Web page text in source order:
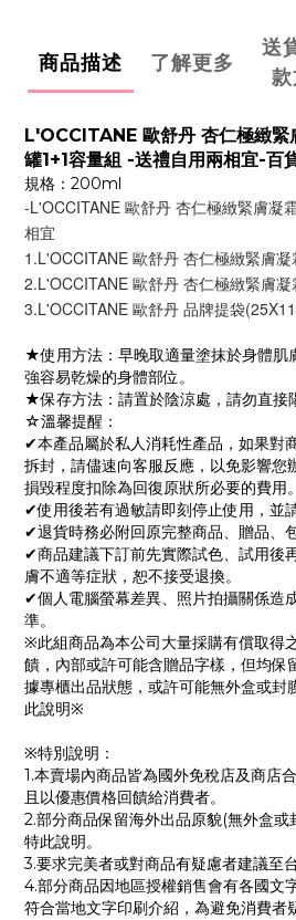
商品描述 了解更多
送
L'OCCITANE 歐舒丹 杏仁極緻
罐1+1容量組 -送禮自用兩相宜-百
規格：200ml
-L'OCCITANE 歐舒丹 杏仁極緻緊膚凝
相宜
1.L'OCCITANE 歐舒丹 杏仁極緻緊膚
2.L'OCCITANE 歐舒丹 杏仁極緻緊膚
3.L'OCCITANE 歐舒丹 品牌提袋
★使用方法：早晚取適量塗抹於身體肌
強容易乾燥的身體部位。
★保存方法：請置於陰涼處，請勿直接
☆溫馨提醒：
✔本產品屬於私人消耗性產品，如果對
拆封，請儘速向客服反應，以免影響您
損毀程度扣除為回復原狀所必要的費用。
✔使用後若有過敏請即刻停止使用，並
✔退貨時務必附回原完整商品、贈品、
✔商品建議下訂前先實際試色、試用後
膚不適等症狀，恕不接受退換。
✔個人電腦螢幕差異、照片拍攝關係造
準。
※此組商品為本公司大量採購有償取得
饋，內部或許可能含贈品字樣，但均保
據專櫃出品狀態，或許可能無外盒或封
此說明※
※特別說明：
1.本賣場內商品皆為國外免稅店及商店
且以優惠價格回饋給消費者。
2.部分商品保留海外出品原貌(無外盒或
特此說明。
3.要求完美者或對商品有疑慮者建議至
4.部分商品因地區授權銷售會有各國文
符合當地文字印刷介紹，為避免消費者